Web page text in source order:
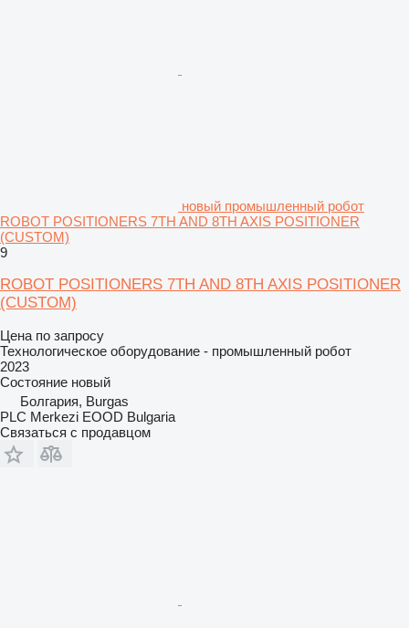
новый промышленный робот
ROBOT POSITIONERS 7TH AND 8TH AXIS POSITIONER
(CUSTOM)
9
ROBOT POSITIONERS 7TH AND 8TH AXIS POSITIONER
(CUSTOM)
Цена по запросу
Технологическое оборудование - промышленный робот
2023
Состояние новый
Болгария, Burgas
PLC Merkezi EOOD Bulgaria
Связаться с продавцом